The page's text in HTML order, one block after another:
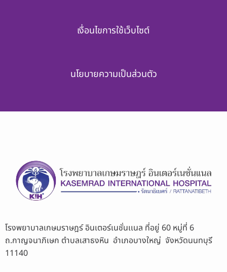
เงื่อนไขการใช้เว็บไซต์
นโยบายความเป็นส่วนตัว
โรงพยาบาลเกษมราษฎร์ อินเตอร์เนชั่นเเนล ที่อยู่ 60 หมู่ที่ 6
ถ.กาญจนาภิเษก ตำบลเสาธงหิน อำเภอบางใหญ่ จังหวัดนนทบุรี
11140